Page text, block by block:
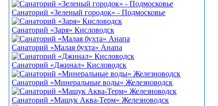
Санаторий «Зеленый городок» - Подмосковье
Санаторий «Заря» Кисловодск
Санаторий «Малая бухта» Анапа
Санаторий «Джинал» Кисловодск
Санаторий «Минеральные воды» Железноводск
Санаторий «Машук Аква-Терм» Железноводск